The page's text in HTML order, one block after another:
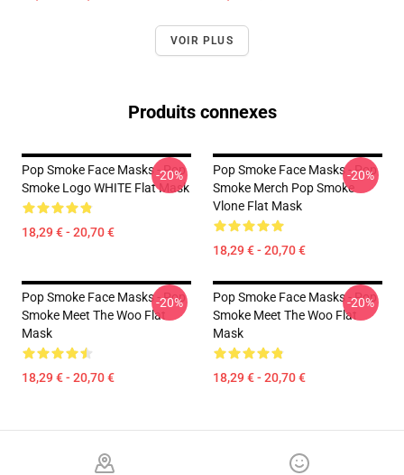
VOIR PLUS
Produits connexes
Pop Smoke Face Masks - Pop
Smoke Logo WHITE Flat Mask
18,29 € - 20,70 €
-20%
Pop Smoke Face Masks - Pop
Smoke Merch Pop Smoke
Vlone Flat Mask
18,29 € - 20,70 €
-20%
Pop Smoke Face Masks - Pop
Smoke Meet The Woo Flat
Mask
18,29 € - 20,70 €
-20%
Pop Smoke Face Masks - Pop
Smoke Meet The Woo Flat
Mask
18,29 € - 20,70 €
-20%